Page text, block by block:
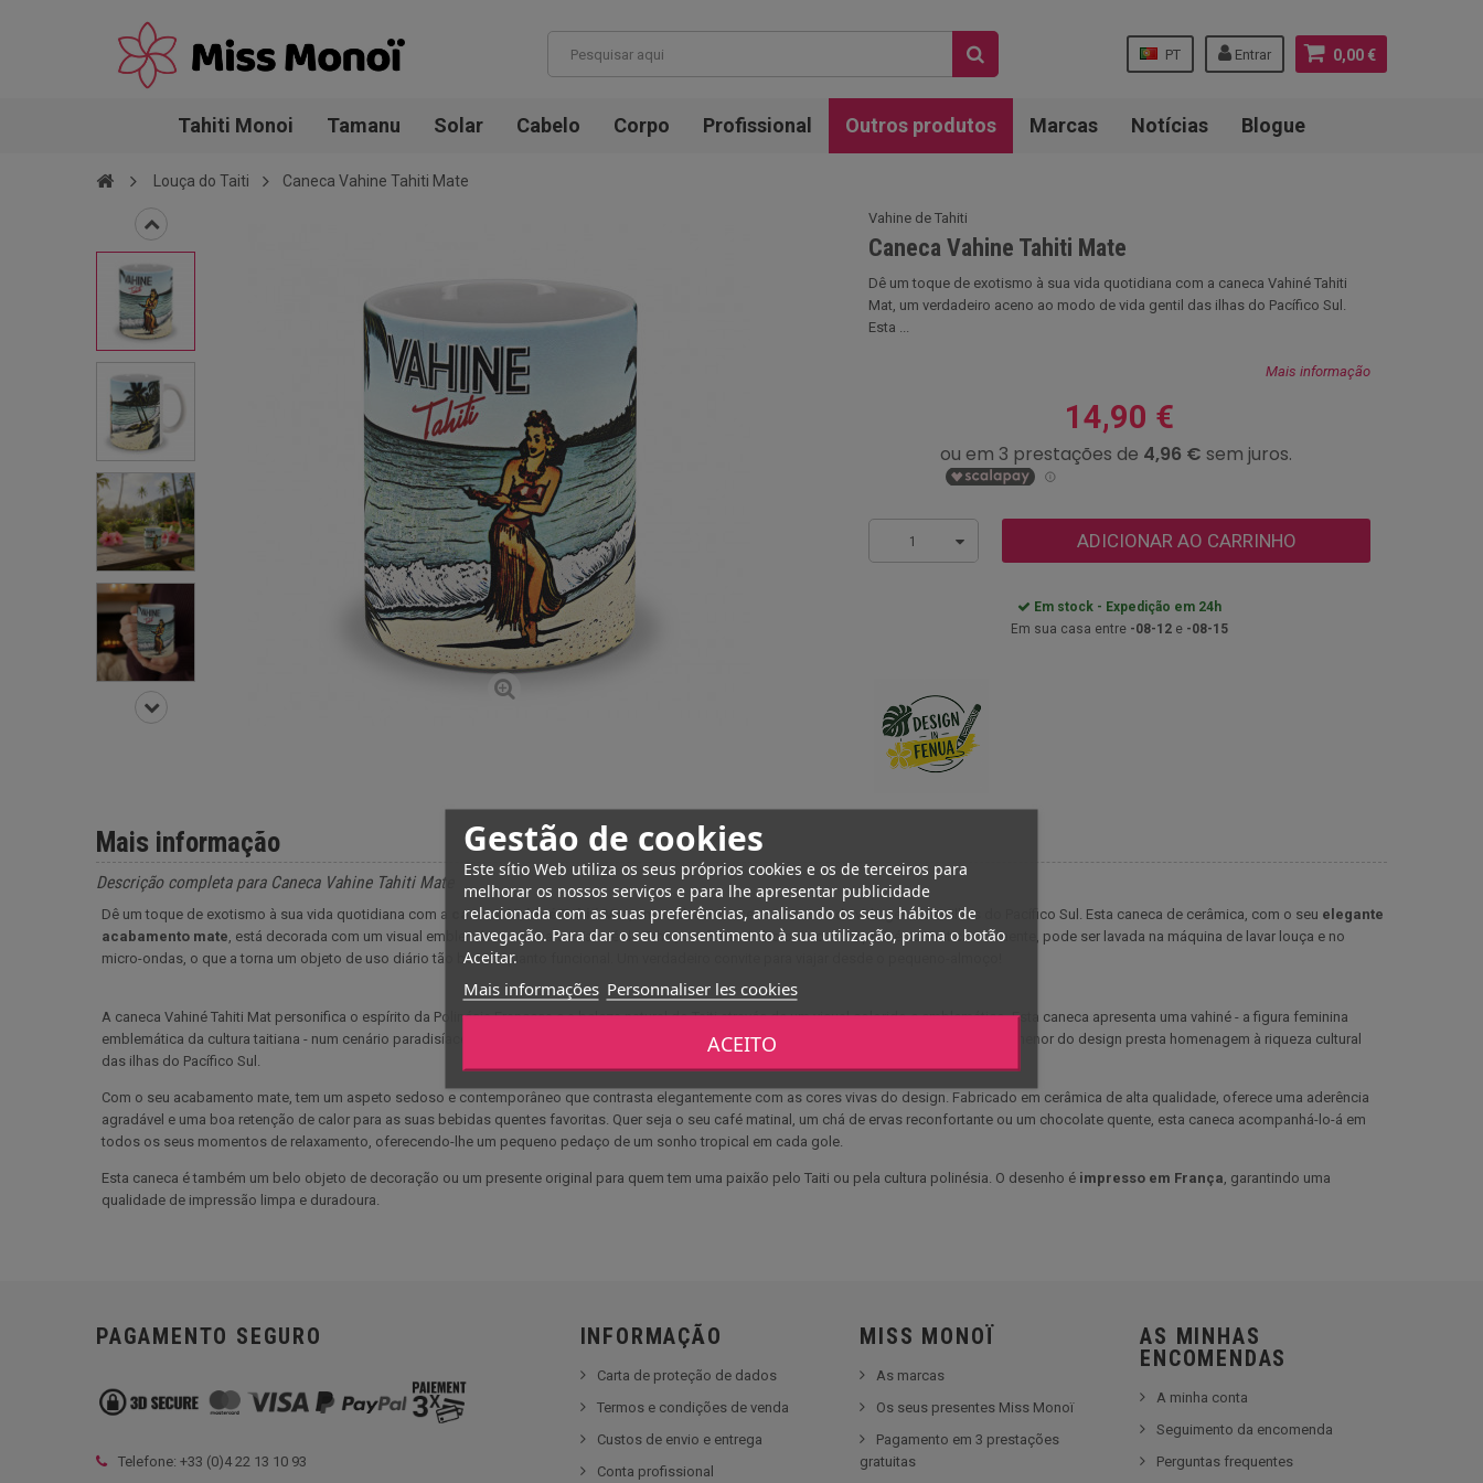
0,00 €
Entrar
PT
Gestão de cookies
Este sítio Web utiliza os seus próprios cookies e os de terceiros para
melhorar os nossos serviços e para lhe apresentar publicidade
relacionada com as suas preferências, analisando os seus hábitos de
navegação. Para dar o seu consentimento à sua utilização, prima o botão
Aceitar.
Mais informações Personnaliser les cookies
ACEITO
Tahiti Monoi Tamanu Solar Cabelo Corpo Profissional Outros produtos Marcas Notícias Blogue
Louça do Taiti Caneca Vahine Tahiti Mate
Vahine de Tahiti
Caneca Vahine Tahiti Mate
Dê um toque de exotismo à sua vida quotidiana com a caneca Vahiné Tahiti
Mat, um verdadeiro aceno ao modo de vida gentil das ilhas do Pacífico Sul.
Esta ...
Mais informação
14,90 €
1 ADICIONAR AO CARRINHO
Em stock - Expedição em 24h
Em sua casa entre -08-12 e -08-15
Mais informação
Descrição completa para Caneca Vahine Tahiti Mate
Dê um toque de exotismo à sua vida quotidiana com a caneca Vahiné Tahiti Mat, um verdadeiro aceno ao modo de vida gentil das ilhas do Pacífico Sul. Esta caneca de cerâmica, com o seu elegante
acabamento mate , está decorada com um visual emblemático da marca Vahiné de Tahiti, um forte símbolo da cultura polinésia. Prática e atraente, pode ser lavada na máquina de lavar louça e no
micro-ondas, o que a torna um objeto de uso diário tão bonito quanto funcional. Um verdadeiro convite para viajar desde o pequeno-almoço!
A caneca Vahiné Tahiti Mat personifica o espírito da Polinésia Francesa e a beleza natural do Taiti através de um visual colorido e emblemático. Esta caneca apresenta uma vahiné - a figura feminina
emblemática da cultura taitiana - num cenário paradisíaco que evoca praias de areia fina, lagoas azul-turquesa e tradições polinésias. Cada pormenor do design presta homenagem à riqueza cultural
das ilhas do Pacífico Sul.
Com o seu acabamento mate, tem um aspeto sedoso e contemporâneo que contrasta elegantemente com as cores vivas do design. Fabricado em cerâmica de alta qualidade, oferece uma aderência
agradável e uma boa retenção de calor para as suas bebidas quentes favoritas. Quer seja o seu café matinal, um chá de ervas reconfortante ou um chocolate quente, esta caneca acompanhá-lo-á em
todos os seus momentos de relaxamento, oferecendo-lhe um pequeno pedaço de um sonho tropical em cada gole.
Esta caneca é também um belo objeto de decoração ou um presente original para quem tem uma paixão pelo Taiti ou pela cultura polinésia. O desenho é impresso em França , garantindo uma
qualidade de impressão limpa e duradoura.
PAGAMENTO SEGURO
Telefone: +33 (0)4 22 13 10 93
INFORMAÇÃO
Carta de proteção de dados
Termos e condições de venda
Custos de envio e entrega
Conta profissional
MISS MONOÏ
As marcas
Os seus presentes Miss Monoï
Pagamento em 3 prestações
gratuitas
AS MINHAS
ENCOMENDAS
A minha conta
Seguimento da encomenda
Perguntas frequentes